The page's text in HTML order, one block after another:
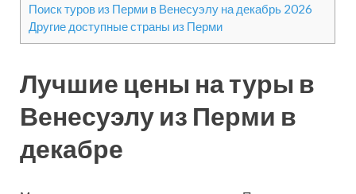
Поиск туров из Перми в Венесуэлу на декабрь 2026
Другие доступные страны из Перми
Лучшие цены на туры в
Венесуэлу из Перми в
декабре